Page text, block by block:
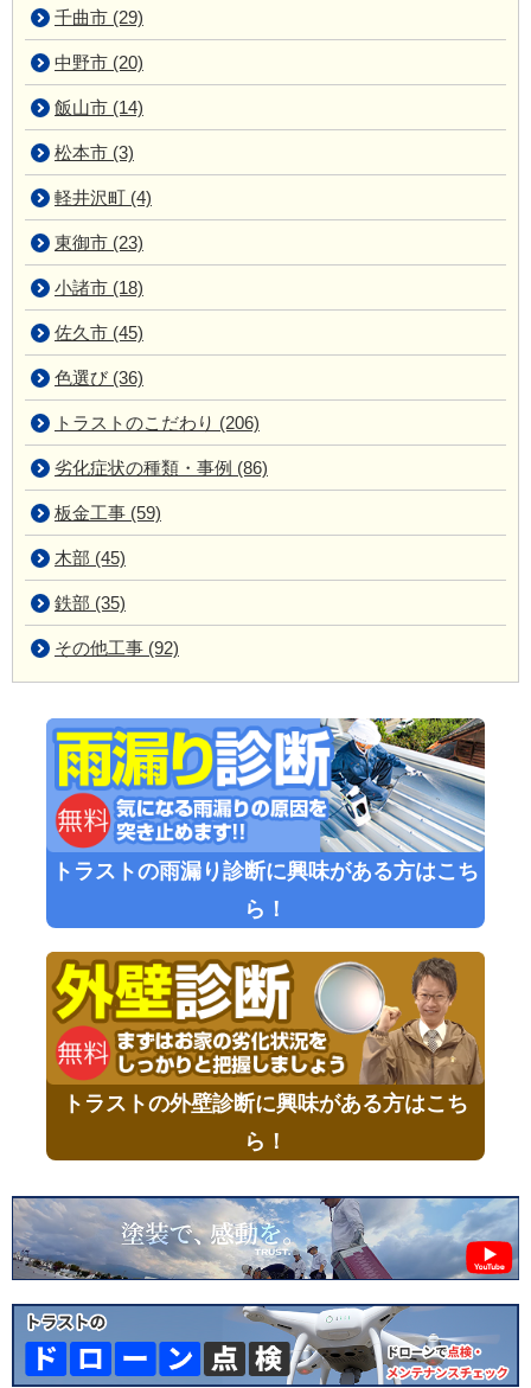
千曲市 (29)
中野市 (20)
飯山市 (14)
松本市 (3)
軽井沢町 (4)
東御市 (23)
小諸市 (18)
佐久市 (45)
色選び (36)
トラストのこだわり (206)
劣化症状の種類・事例 (86)
板金工事 (59)
木部 (45)
鉄部 (35)
その他工事 (92)
トラストの雨漏り診断に興味がある方はこち
ら！
トラストの外壁診断に興味がある方はこち
ら！